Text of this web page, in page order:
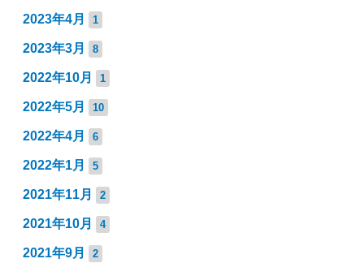
2023年4月 1
2023年3月 8
2022年10月 1
2022年5月 10
2022年4月 6
2022年1月 5
2021年11月 2
2021年10月 4
2021年9月 2